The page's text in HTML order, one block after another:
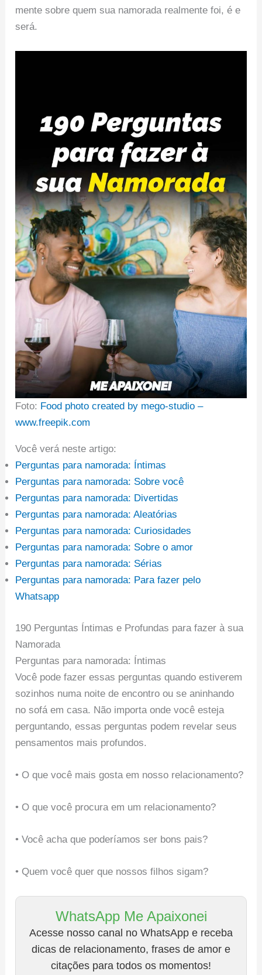
mente sobre quem sua namorada realmente foi, é e
será.
Foto: Food photo created by mego-studio –
www.freepik.com
Você verá neste artigo:
Perguntas para namorada: Íntimas
Perguntas para namorada: Sobre você
Perguntas para namorada: Divertidas
Perguntas para namorada: Aleatórias
Perguntas para namorada: Curiosidades
Perguntas para namorada: Sobre o amor
Perguntas para namorada: Sérias
Perguntas para namorada: Para fazer pelo
Whatsapp
190 Perguntas Íntimas e Profundas para fazer à sua
Namorada
Perguntas para namorada: Íntimas
Você pode fazer essas perguntas quando estiverem
sozinhos numa noite de encontro ou se aninhando
no sofá em casa. Não importa onde você esteja
perguntando, essas perguntas podem revelar seus
pensamentos mais profundos.
• O que você mais gosta em nosso relacionamento?
• O que você procura em um relacionamento?
• Você acha que poderíamos ser bons pais?
• Quem você quer que nossos filhos sigam?
WhatsApp Me Apaixonei
Acesse nosso canal no WhatsApp e receba
dicas de relacionamento, frases de amor e
citações para todos os momentos!